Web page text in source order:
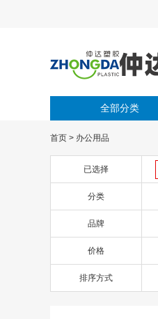
全部分类
首页 > 办公用品
已选择
分类
品牌
价格
排序方式